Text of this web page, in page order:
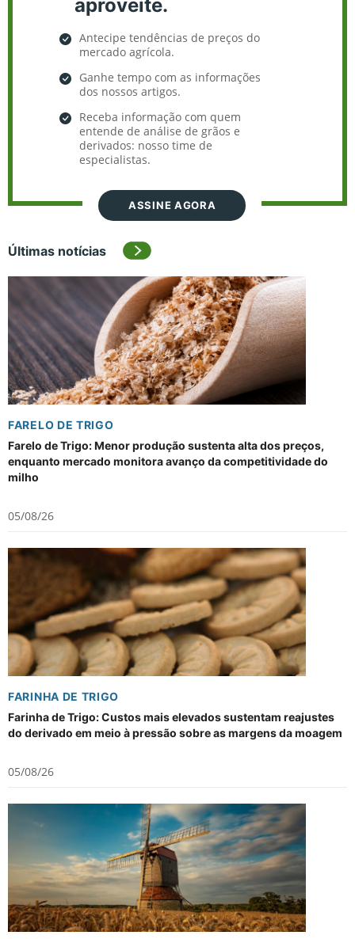
aproveite.
Antecipe tendências de preços do
mercado agrícola.
Ganhe tempo com as informações
dos nossos artigos.
Receba informação com quem
entende de análise de grãos e
derivados: nosso time de
especialistas.
ASSINE AGORA
Últimas notícias
FARELO DE TRIGO
Farelo de Trigo: Menor produção sustenta alta dos preços,
enquanto mercado monitora avanço da competitividade do
milho
05/08/26
FARINHA DE TRIGO
Farinha de Trigo: Custos mais elevados sustentam reajustes
do derivado em meio à pressão sobre as margens da moagem
05/08/26